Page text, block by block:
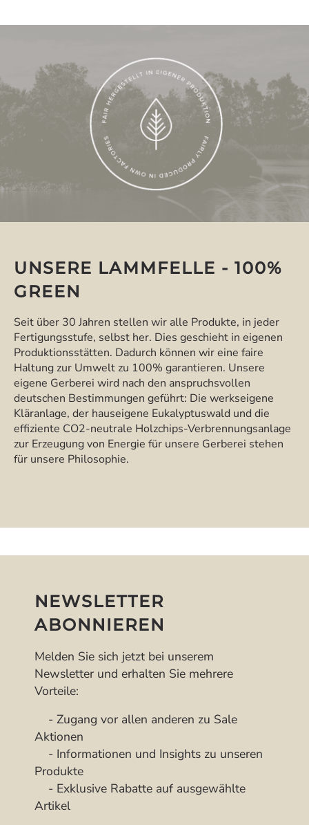
UNSERE LAMMFELLE - 100%
GREEN
Seit über 30 Jahren stellen wir alle Produkte, in jeder
Fertigungsstufe, selbst her. Dies geschieht in eigenen
Produktionsstätten. Dadurch können wir eine faire
Haltung zur Umwelt zu 100% garantieren. Unsere
eigene Gerberei wird nach den anspruchsvollen
deutschen Bestimmungen geführt: Die werkseigene
Kläranlage, der hauseigene Eukalyptuswald und die
effiziente CO2-neutrale Holzchips-Verbrennungsanlage
zur Erzeugung von Energie für unsere Gerberei stehen
für unsere Philosophie.
NEWSLETTER
ABONNIEREN
Melden Sie sich jetzt bei unserem
Newsletter und erhalten Sie mehrere
Vorteile:
- Zugang vor allen anderen zu Sale
Aktionen
- Informationen und Insights zu unseren
Produkte
- Exklusive Rabatte auf ausgewählte
Artikel